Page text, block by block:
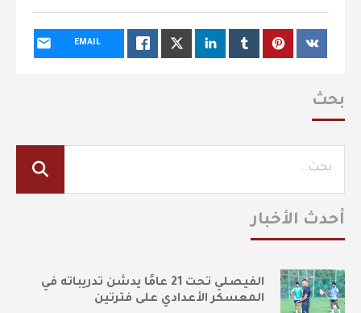
EMAIL
بحث
أحدث الأخبار
الفيصلي تحت 21 عامًا يدشن تدريباته في
المعسكر الأعدادي على فترتين